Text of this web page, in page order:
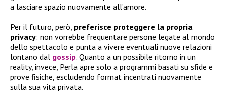
a lasciare spazio nuovamente all’amore.
Per il futuro, però, preferisce proteggere la propria
privacy: non vorrebbe frequentare persone legate al mondo
dello spettacolo e punta a vivere eventuali nuove relazioni
lontano dal gossip. Quanto a un possibile ritorno in un
reality, invece, Perla apre solo a programmi basati su sfide e
prove fisiche, escludendo format incentrati nuovamente
sulla sua vita privata.